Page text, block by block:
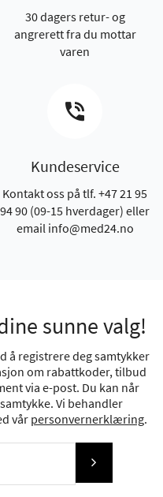
30 dagers retur- og
angrerett fra du mottar
varen
Kundeservice
Kontakt oss på tlf. +47 21 95
94 90 (09-15 hverdager) eller
email info@med24.no
sunne valg!
å registrere deg samtykker
om rabattkoder, tilbud
via e-post. Du kan når
Vi behandler
vår personvernerklæring.